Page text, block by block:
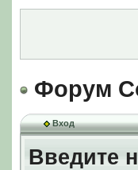
Форум
Вход
Введите